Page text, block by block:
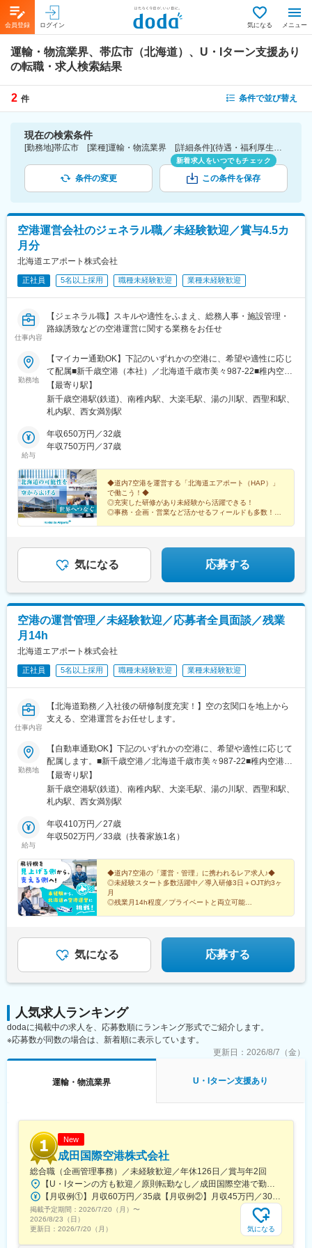
会員登録 ログイン 気になる メニュー
運輸・物流業界、帯広市（北海道）、U・Iターン支援あり
の転職・求人検索結果
2 件 条件で並び替え
現在の検索条件
[勤務地]帯広市 [業種]運輸・物流業界 [詳細条件](待遇・福利厚生)U・Iターン支援あり
条件の変更
新着求人をいつでもチェック
この条件を保存
空港運営会社のジェネラル職／未経験歓迎／賞与4.5カ
月分
北海道エアポート株式会社
正社員 5名以上採用 職種未経験歓迎 業種未経験歓迎
仕事内容
【ジェネラル職】スキルや適性をふまえ、総務人事・施設管理・
路線誘致などの空港運営に関する業務をお任せ
勤務地
【マイカー通勤OK】下記のいずれかの空港に、希望や適性に応じ
て配属■新千歳空港（本社）／北海道千歳市美々987-22■稚内空港
／北海道稚内市声問村声問6744■釧路空港／北海道釧路市鶴丘2■
函館空港／北海道函館市高松町511■旭川空港／北海道上川郡東神
楽町東2線16-98■帯広空港／北海道帯広市泉町西9線中8-41■女満
フィス内禁煙新千歳空港を除く6空港では、公共交通機関を利用し
た通勤が困難なため、マイカー通勤など、ご自身で通勤手段を確
【最寄り駅】
新千歳空港駅(鉄道)、南稚内駅、大楽毛駅、湯の川駅、西聖和駅、
札内駅、西女満別駅
給与
年収650万円／32歳
年収750万円／37歳
◆道内7空港を運営する「北海道エアポート（HAP）」
で働こう！◆
◎充実した研修があり未経験から活躍できる！
◎事務・企画・営業など活かせるフィールドも多数！
気になる 応募する
空港の運営管理／未経験歓迎／応募者全員面談／残業
月14h
北海道エアポート株式会社
正社員 5名以上採用 職種未経験歓迎 業種未経験歓迎
仕事内容
【北海道勤務／入社後の研修制度充実！】空の玄関口を地上から
支える、空港運営をお任せします。
勤務地
【自動車通勤OK】下記のいずれかの空港に、希望や適性に応じて
配属します。■新千歳空港／北海道千歳市美々987-22■稚内空港／
北海道稚内市声問村声問6744■釧路空港／北海道釧路市鶴丘2■函
館空港／北海道函館市高松町511■旭川空港／北海道上川郡東神楽
町東2線16-98■帯広空港／北海道帯広市泉町西9線中8-41■女満別
ィス内禁煙新千歳空港を除く6空港では、公共交通機関を利用した
通勤が困難なため、マイカー通勤など、ご自身で通勤手段を確保
【最寄り駅】
新千歳空港駅(鉄道)、南稚内駅、大楽毛駅、湯の川駅、西聖和駅、
札内駅、西女満別駅
給与
年収410万円／27歳
年収502万円／33歳（扶養家族1名）
◆道内7空港の「運営・管理」に携われるレア求人♪◆
◎未経験スタート多数活躍中／導入研修3日＋OJT約3ヶ
月
◎残業月14h程度／プライベートと両立可能
気になる 応募する
人気求人ランキング
dodaに掲載中の求人を、応募数順にランキング形式でご紹介します。
※応募数が同数の場合は、新着順に表示しています。
更新日： 2026/8/7（金）
運輸・物流業界 U・Iターン支援あり
New
成田国際空港株式会社
総合職（企画管理事務）／未経験歓迎／年休126日／賞与年2回
【U・Iターンの方も歓迎／原則転勤なし／成田国際空港で勤務】■千葉県成田市古込字古込1-1受動喫煙対策：オフィス内禁煙・分煙※自動車通勤：可能（必要条件を満たしている場合のみ）
【月収例①】月収60万円／35歳【月収例②】月収45万円／30歳【月収例③】月収41万円／25歳※各種手当(残業手当、住居手当、通勤手当等)込みの金額です。※別途賞与が年２回支給されます。※個人差がある旨、ご承知おきください。<月給>【初任給（大卒）】月給27万8600円＋各種手当(残業手当、住居手当、通勤手当等)＋賞与年2回【初任給（院卒）】月給30万500円＋各種手当(残業手当、住居手当、通勤手当等)＋賞与年2回※上記は新卒初任給です。経験やスキルを考慮して決定いたします。
掲載予定期間： 2026/7/20（月） 〜
2026/8/23（日）
更新日： 2026/7/20（月） 気になる